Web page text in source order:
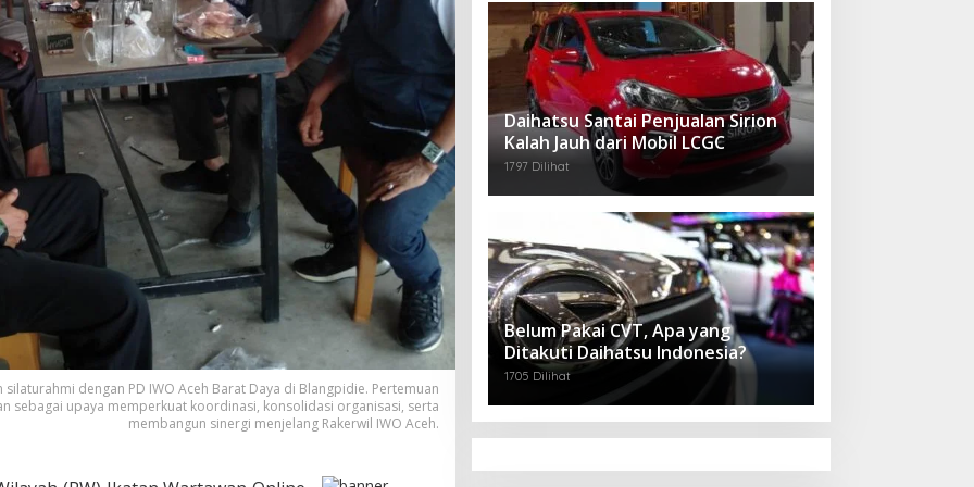
silaturahmi dengan PD IWO Aceh Barat Daya di Blangpidie. Pertemuan
sebagai upaya memperkuat koordinasi, konsolidasi organisasi, serta
membangun sinergi menjelang Rakerwil IWO Aceh.
Daihatsu Santai Penjualan Sirion
Kalah Jauh dari Mobil LCGC
1797 Dilihat
Belum Pakai CVT, Apa yang
Ditakuti Daihatsu Indonesia?
1705 Dilihat